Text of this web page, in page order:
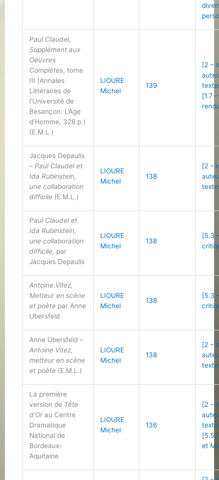
Paul Claudel,
Supplément aux
Oeuvres
Complètes, tome
III (Annales
Littéraires de
l’Université de
Besançon. L’Age
d’Homme, 328 p.)
(E.M.L.)
LIOURE
Michel
139
[2 –
[1.7
Jacques Depaulis
– Paul Claudel et
Ida Rubinstein,
une collaboration
difficile (E.M.L.)
LIOURE
Michel
138
[2 –
Paul Claudel et
Ida Rubinstein,
une collaboration
difficile, par
Jacques Depaulis
LIOURE
Michel
138
[5.3
Antoine Vitez,
Metteur en scène
et poète par Anne
Ubersfeld
LIOURE
Michel
138
[5.3
Anne Ubersfeld –
Antoine Vitez,
metteur en scène
et poète (E.M.L.)
LIOURE
Michel
138
[2 –
La première
version de Tête
d’Orau Centre
Dramatique
National de
Bordeaux-
Aquitaine
LIOURE
Michel
136
[2 –
et